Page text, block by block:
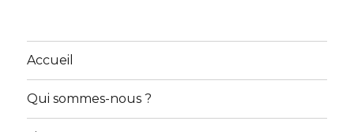
Accueil
Qui sommes-nous ?